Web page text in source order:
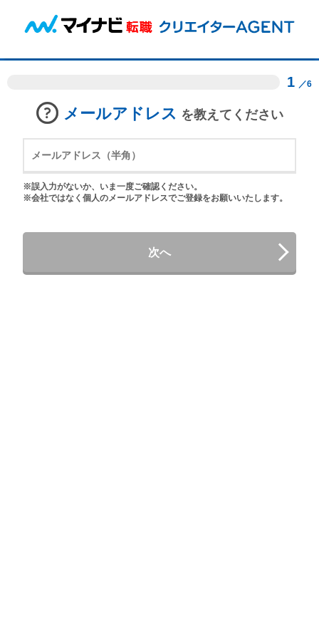
1 ／6
メールアドレス を教えてください
※誤入力がないか、いま一度ご確認ください。
※会社ではなく個人のメールアドレスでご登録をお願いいたします。
次へ